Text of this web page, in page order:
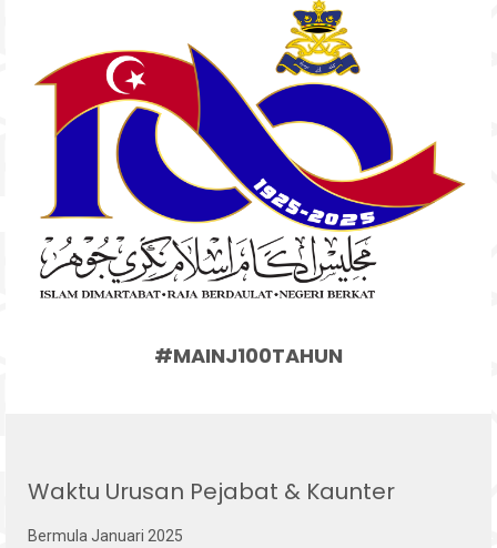
#MAINJ100TAHUN
Waktu Urusan Pejabat & Kaunter
Bermula Januari 2025